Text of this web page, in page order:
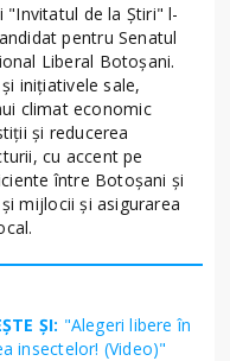
"Invitatul de la Știri" l-
pentru Senatul
Liberal Botoșani.
inițiativele sale,
climat economic
și reducerea
cu accent pe
între Botoșani și
mijlocii și asigurarea
ȘI: "Alegeri libere în
insectelor! (Video)"